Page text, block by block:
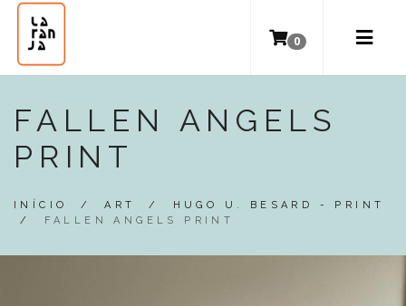
0
FALLEN ANGELS
PRINT
INÍCIO /ART /
HUGO U. BESARD - PRINT
/
FALLEN ANGELS PRINT